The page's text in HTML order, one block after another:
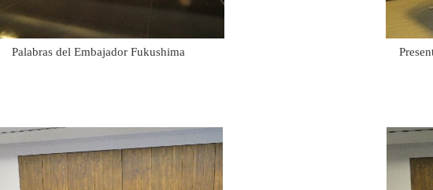
Palabras del Embajador Fukushima